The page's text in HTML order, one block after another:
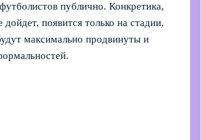
публично. Конкретика,
появится только на стадии,
максимально продвинуты и